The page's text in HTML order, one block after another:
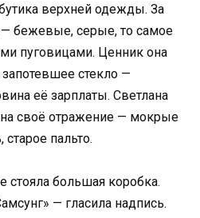
верхней одежды. За
— бежевые, серые, то самое
пуговицами. Ценник она
стекло —
её зарплаты. Светлана
на своё отражение — мокрые
пальто.
стояла большая коробка.
— гласила надпись.